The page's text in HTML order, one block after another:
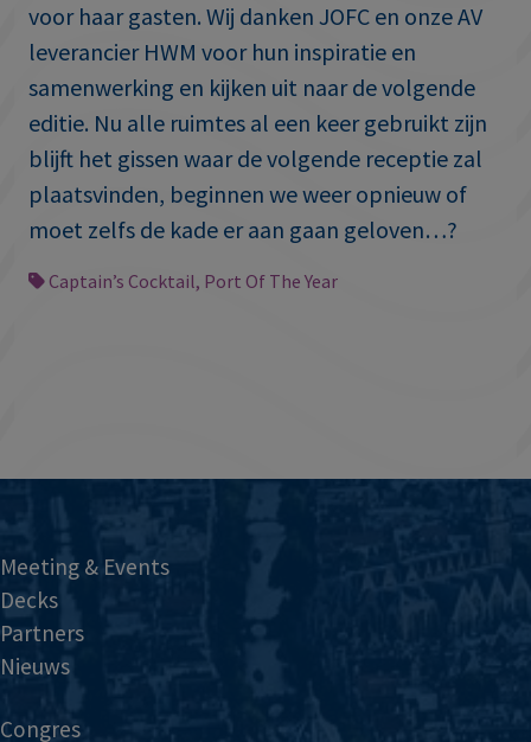
voor haar gasten. Wij danken JOFC en onze AV
leverancier HWM voor hun inspiratie en
samenwerking en kijken uit naar de volgende
editie. Nu alle ruimtes al een keer gebruikt zijn
blijft het gissen waar de volgende receptie zal
plaatsvinden, beginnen we weer opnieuw of
moet zelfs de kade er aan gaan geloven…?
Captain’s Cocktail, Port Of The Year
Meeting & Events
Decks
Partners
Nieuws
Congres